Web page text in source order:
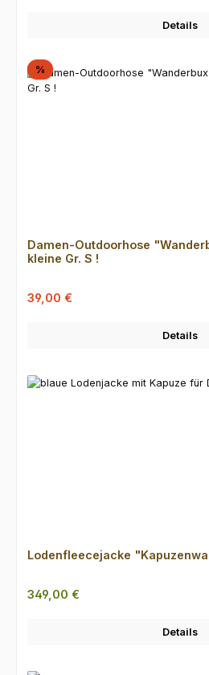
Details
%Rabatt
Damen-Outdoorhose
kleine Gr. S !
Verkaufspreis:
39,00 €
Details
Lodenfleecejacke
Regulärer Preis:
349,00 €
Details